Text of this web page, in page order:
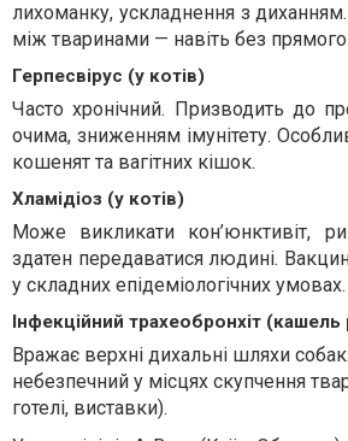
лихоманку, ускладнення з
між тваринами — навіть без прямого
Герпесвірус (у котів)
Часто хронічний. Призводить до
очима, зниженням імунітету.
кошенят та вагітних кішок.
Хламідіоз (у котів)
Може викликати кон’юнктивіт,
здатен передаватися людині.
у складних епідеміологічних умовах.
Інфекційний трахеобронхіт
Вражає верхні дихальні шляхи
небезпечний у місцях скупчення
готелі, виставки).